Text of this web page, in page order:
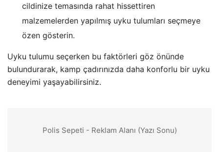
cildinize temasında rahat hissettiren
malzemelerden yapılmış uyku tulumları seçmeye
özen gösterin.
Uyku tulumu seçerken bu faktörleri göz önünde
bulundurarak, kamp çadırınızda daha konforlu bir uyku
deneyimi yaşayabilirsiniz.
Polis Sepeti - Reklam Alanı (Yazı Sonu)